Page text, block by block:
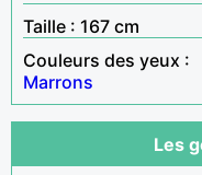
Taille : 167 cm
Couleurs des yeux :
Marrons
Les